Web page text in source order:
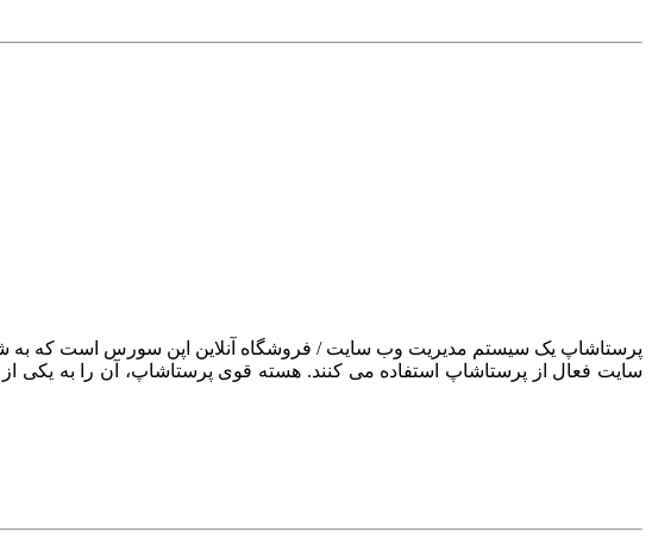
سایت فعال از پرستاشاپ استفاده می کنند. هسته قوی پرستاشاپ، آن را به یکی از